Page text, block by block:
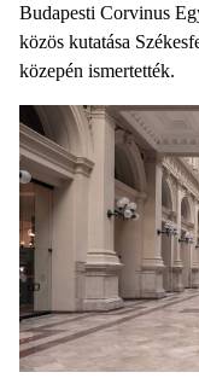
Budapesti Corvinus
közös kutatása
közepén ismertették.